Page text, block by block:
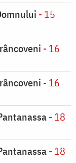
- 15
- 16
- 16
- 18
- 18